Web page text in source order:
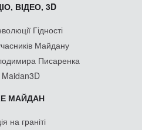
ВІДЕО, 3D
Гідності
Майдану
Писаренка
Maidan3D
МАЙДАН
на граніті